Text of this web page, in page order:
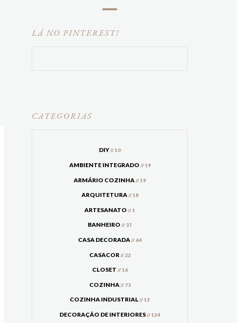
LÁ NO PINTEREST!
CATEGORIAS
DIY// 10
AMBIENTE INTEGRADO // 19
ARMÁRIO COZINHA// 19
ARQUITETURA// 18
ARTESANATO// 1
BANHEIRO// 37
CASA DECORADA// 64
CASACOR // 22
CLOSET // 16
COZINHA// 73
COZINHA INDUSTRIAL// 12
DECORAÇÃO DE INTERIORES// 124